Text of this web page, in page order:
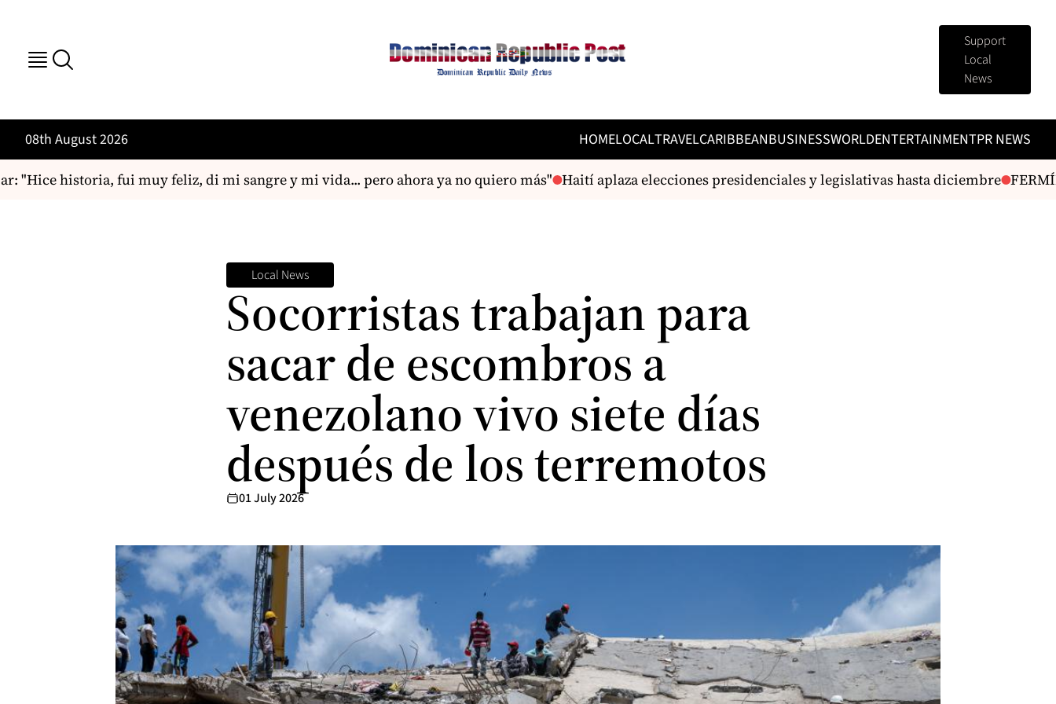
Support
Local
News
08th August 2026 HOMELOCALTRAVELCARIBBEANBUSINESSWORLDENTERTAINMENTPR NEWS
"Hice historia, fui muy feliz, di mi sangre y mi vida... pero ahora ya no quiero más" Haití aplaza elecciones presidenciales y legislativas hasta diciembre FERMÍN
Local News
Socorristas trabajan para
sacar de escombros a
venezolano vivo siete días
después de los terremotos
01 July 2026